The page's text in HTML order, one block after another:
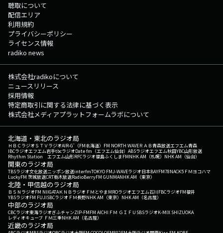
聴取について
配信エリア
利用規約
プライバシーポリシー
ライセンス情報
radiko news
株式会社radikoについて
ニュースリリース
採用情報
特定商取引に関する法律に基づく表示
株式会社メディアプラットフォームラボについて
北海道・東北のラジオ局
ＨＢＣラジオＳＴＶラジオAIR-G'（FM北海道） FM NORTH WAVEＲＡＢ青森放送エフエム青森
IBCラジオエフエム岩手tbcラジオDate fm（エフエム仙台） ABSラジオエフエム秋田YBC山形放送
Rhythm Station エフエム山形RFCラジオ福島ふくしまFMNHK AM（札幌） NHK AM（仙台）
関東のラジオ局
TBSラジオ文化放送ニッポン放送interfmTOKYO FMJ-WAVEラジオ日本BAYFM78NACK5 ＦＭヨコハマ
LuckyFM 茨城放送CRT栃木放送RadioBerryFM GUNMANHK AM（東京）
北陸・甲信越のラジオ局
ＢＳＮラジオFM NIIGATAＫＮＢラジオ ＦＭとやまMROラジオエフエム石川FBCラジオFM福井
YBSラジオFM FUJISBCラジオ ＦＭ長野NHK AM（東京） NHK AM（名古屋）
中部のラジオ局
CBCラジオ東海ラジオぎふチャンZIP-FMFM AICHI ＦＭ ＧＩＦＵ SBSラジオK-MIX SHIZUOKA
レディオキューブ ＦＭ三重NHK AM（名古屋）
近畿のラジオ局